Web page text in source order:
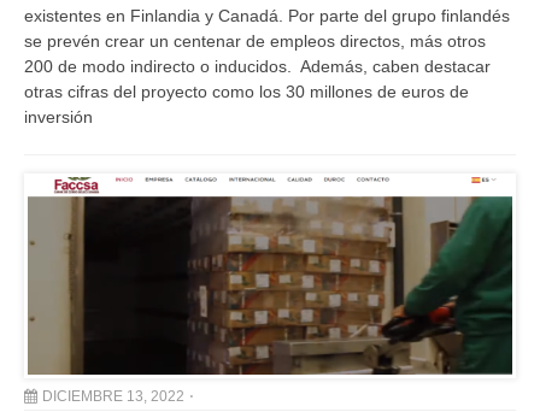
existentes en Finlandia y Canadá. Por parte del grupo finlandés
se prevén crear un centenar de empleos directos, más otros
200 de modo indirecto o inducidos. Además, caben destacar
otras cifras del proyecto como los 30 millones de euros de
inversión
DICIEMBRE 13, 2022